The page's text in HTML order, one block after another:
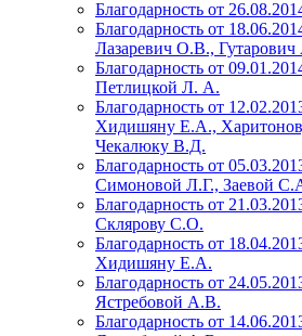
Благодарность от
Благодарность от
Лазаревич О.В., Гутарович
Благодарность от
Петлицкой Л. А.
Благодарность от
Хидишяну Е.А.,
Чекалюку В.Д.
Благодарность от
Симоновой Л.Г., Заевой
Благодарность от
Склярову С.О.
Благодарность от
Хидишяну Е.А.
Благодарность от
Ястребовой А.В.
Благодарность от